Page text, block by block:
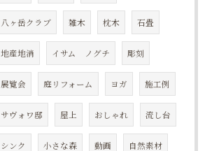
八ヶ岳クラブ 雑木 枕木 石畳
地産地消 イサム ノグチ 彫刻
展覧会 庭リフォーム ヨガ 施工例
サヴォワ邸 屋上 おしゃれ 流し台
シンク 小さな森 動画 自然素材